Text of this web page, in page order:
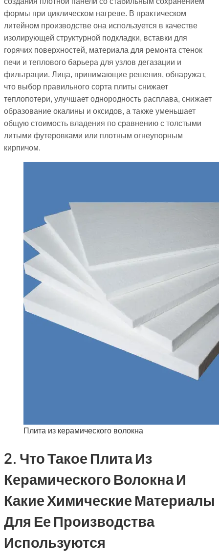
формы при циклическом нагреве. В практическом
литейном производстве она используется в качестве
изолирующей структурной подкладки, вставки для
горячих поверхностей, материала для ремонта стенок
печи и теплового барьера для узлов дегазации и
фильтрации. Лица, принимающие решения, обнаружат,
что выбор правильного сорта плиты снижает
теплопотери, улучшает однородность расплава, снижает
образование окалины и оксидов, а также уменьшает
общую стоимость владения по сравнению с толстыми
литыми футеровками или плотным огнеупорным
кирпичом.
Плита из керамического волокна
2. Что Такое Плита Из
Керамического Волокна И
Какие Химические Материалы
Для Ее Производства
Используются